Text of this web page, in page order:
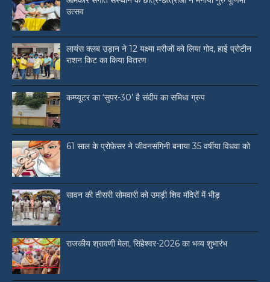
उत्सव
लायंस क्लब उड़ान ने 12 यक्ष्मा मरीजों को लिया गोद, हाई प्रोटीन
राशन किट का किया वितरण
कम्प्यूटर का ‘सुपर-30’ है संदीप का समिधा ग्रुप
61 साल के प्रोफ़ेसर ने जीवनसंगिनी बनाया 35 वर्षीया विधवा को
सावन की तीसरी सोमवारी को उमड़ी शिव मंदिरों में भीड़
राजकीय श्रावणी मेला, सिंहेश्वर-2026 का भव्य शुभारंभ